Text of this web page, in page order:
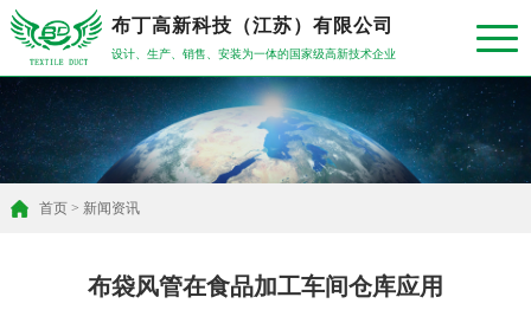
布丁高新科技（江苏）有限公司
设计、生产、销售、安装为一体的国家级高新技术企业
首页> 新闻资讯
布袋风管在食品加工车间仓库应用